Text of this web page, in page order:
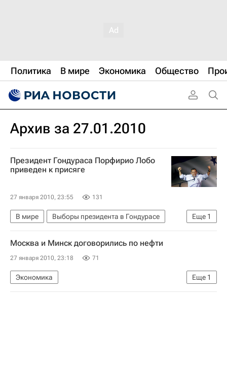
Политика В мире Экономика Общество
Архив за 27.01.2010
Президент Гондураса Порфирио Лобо
приведен к присяге
27 января 2010, 23:55 131
Еще 1
В мире
Выборы президента в Гондурасе
Обстановка в Гондурасе после вступления в должность президента Порфирио Лобо
Москва и Минск договорились по нефти
27 января 2010, 23:18 71
Еще 1
Экономика
Соглашение России и Белоруссии по нефти